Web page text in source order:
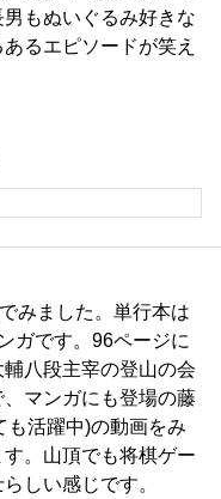
もぬいぐるみ好きな
るエピソードが笑え
みました。単行本は
ガです。96ページに
八段主宰の登山の会
マンガにも登場の藤
も活躍中)の動画をみ
。山頂でも将棋ゲー
しい感じです。